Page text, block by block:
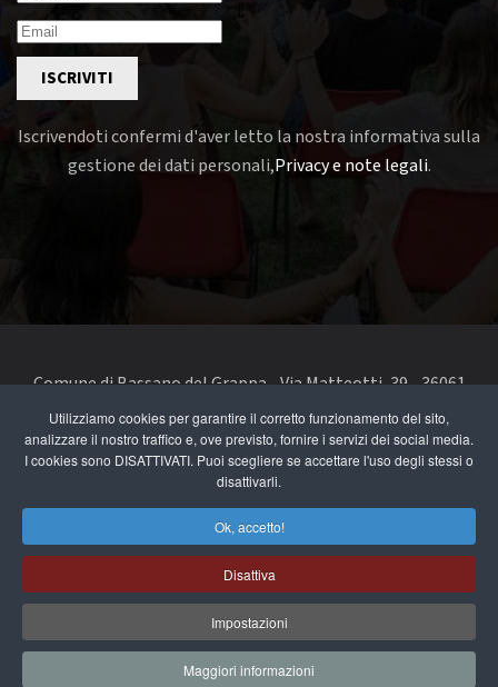
Utilizziamo cookies per garantire il corretto funzionamento del sito,
analizzare il nostro traffico e, ove previsto, fornire i servizi dei social media.
I cookies sono DISATTIVATI. Puoi scegliere se accettare l'uso degli stessi o
disattivarli.
Ok, accetto!
Disattiva
Impostazioni
Maggiori informazioni
ISCRIVITI
Iscrivendoti confermi d'aver letto la nostra informativa sulla
gestione dei dati personali,Privacy e note legali.
Comune di Bassano del Grappa - Via Matteotti, 39 - 36061
Bassano del Grappa VI - Telefono 0424 519111 - codice fiscale
e partita IVA 00168480242
segnala un problema di accessibilità
accessibilità
Privacy e note legali
Cookie Policy